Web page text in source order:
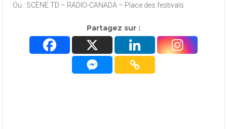
Ou : SCÈNE TD – RADIO-CANADA – Place des festivals
Partagez sur :